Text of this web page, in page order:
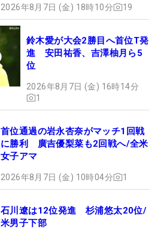
2026年8月7日 (金) 18時10分 19
鈴木愛が大会2勝目へ首位T発
進 安田祐香、吉澤柚月ら5
位
2026年8月7日 (金) 16時14分
1
首位通過の岩永杏奈がマッチ1回戦
に勝利 廣吉優梨菜も2回戦へ/全米
女子アマ
2026年8月7日 (金) 10時04分 1
石川遼は12位発進 杉浦悠太20位/
米男子下部